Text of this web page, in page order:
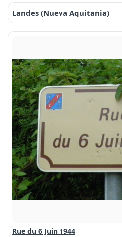
Landes (Nueva Aquitania)
Rue du 6 Juin 1944